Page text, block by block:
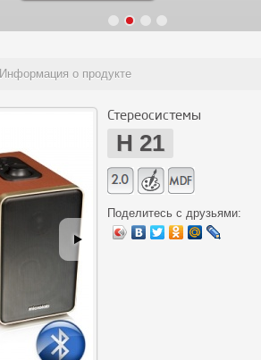
Информация о продукте
Стереосистемы
H 21
Поделитесь с друзьями: